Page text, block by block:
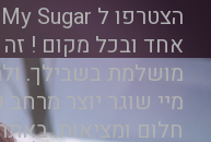
אחד ובכל מקום !
מושלמת בשבילך.
מיי שוגר יוצר מרחב